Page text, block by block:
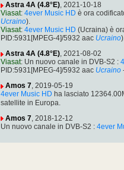
Astra 4A (4.8°E), 2021-10-18
Viasat: 4ever Music HD è ora
Ucraino).
Viasat: 4ever Music HD (Ucraina) è
PID:5931[MPEG-4]/5932 aac Ucraino
Astra 4A (4.8°E), 2021-08-02
Viasat: Un nuovo canale in DVB-S2 :
PID:5931[MPEG-4]/5932 aac Ucraino
Amos 7, 2019-05-19
4ever Music HD ha lasciato
satellite in Europa.
Amos 7 , 2018-12-12
Un nuovo canale in DVB-S2 : 4ever